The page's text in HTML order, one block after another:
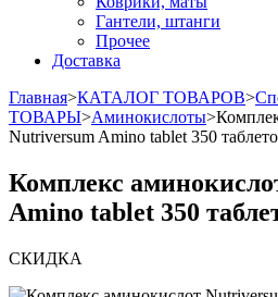
Гантели, штанги
Прочее
Доставка
Главная>КАТАЛОГ ТОВАРОВ>
ТОВАРЫ>Аминокислоты>
Nutriversum Amino tablet 350
Комплекс
Amino tablet 350
СКИДКА